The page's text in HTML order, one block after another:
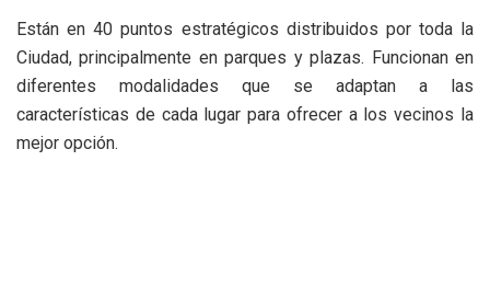
Están en 40 puntos estratégicos distribuidos por toda la
Ciudad, principalmente en parques y plazas. Funcionan en
diferentes modalidades que se adaptan a las
características de cada lugar para ofrecer a los vecinos la
mejor opción.